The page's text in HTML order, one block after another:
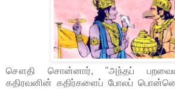
சௌதி சொன்னார், "அந்தப்
கதிரவனின் கதிர்களைப் போலப்